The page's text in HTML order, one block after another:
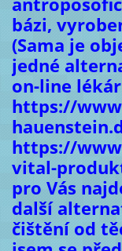
bázi,
(Sama je
jedné
on-line
https://
https://
vital-
pro Vás
další
čištění od